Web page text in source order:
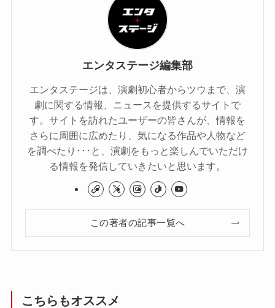
エンタステージ編集部
エンタステージは、演劇初心者からツウまで、演
劇に関する情報、ニュースを提供するサイトで
す。サイトを訪れたユーザーの皆さんが、情報を
さらに周囲に広めたり、気になる作品や人物など
を調べたり･･･と、演劇をもっと楽しんでいただけ
る情報を発信していきたいと思います。
この著者の記事一覧へ
こちらもオススメ